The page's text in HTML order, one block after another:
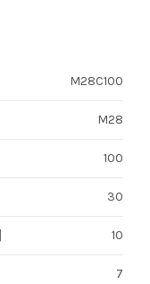
M28C100
M28
100
30
10
7